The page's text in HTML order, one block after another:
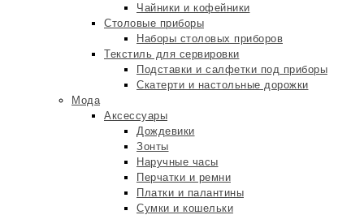
Чайники и кофейники
Столовые приборы
Наборы столовых приборов
Текстиль для сервировки
Подставки и салфетки под приборы
Скатерти и настольные дорожки
Мода
Аксессуары
Дождевики
Зонты
Наручные часы
Перчатки и ремни
Платки и палантины
Сумки и кошельки